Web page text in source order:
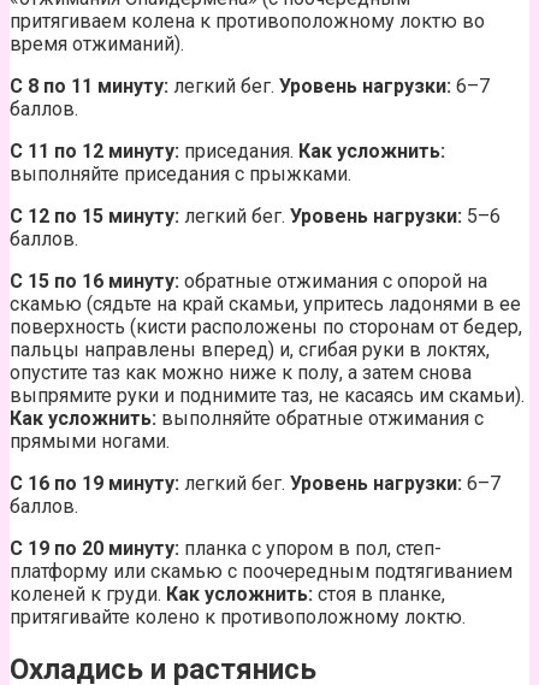
притягиваем колена к противоположному локтю во
время отжиманий).
С 8 по 11 минуту: легкий бег. Уровень нагрузки: 6–7
баллов.
С 11 по 12 минуту: приседания. Как усложнить:
выполняйте приседания с прыжками.
С 12 по 15 минуту: легкий бег. Уровень нагрузки: 5–6
баллов.
С 15 по 16 минуту: обратные отжимания с опорой на
скамью (сядьте на край скамьи, упритесь ладонями в ее
поверхность (кисти расположены по сторонам от бедер,
пальцы направлены вперед) и, сгибая руки в локтях,
опустите таз как можно ниже к полу, а затем снова
выпрямите руки и поднимите таз, не касаясь им скамьи).
Как усложнить: выполняйте обратные отжимания с
прямыми ногами.
С 16 по 19 минуту: легкий бег. Уровень нагрузки: 6–7
баллов.
С 19 по 20 минуту: планка с упором в пол, степ-
платформу или скамью с поочередным подтягиванием
коленей к груди. Как усложнить: стоя в планке,
притягивайте колено к противоположному локтю.
Охладись и растянись